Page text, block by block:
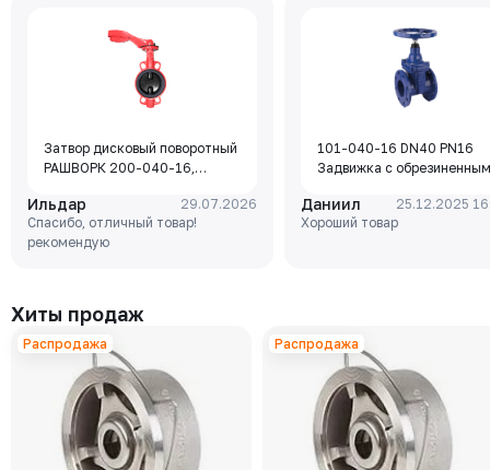
Затвор дисковый поворотный
РАШВОРК 200-040-16,
250 (GG25), диск - GJS-400-
15 (GGG40), уплотнение -
EPDM, М/Ф, рукоятка
Ильдар
29.07.2026
Спасибо, отличный товар!
рекомендую
101-040-16 DN40 PN16
Задвижка с обрезиненным
чугун, клин-EPDM,
Tmax=110°C Ф/Ф
Даниил
25.12.2025
Хороший товар
Хиты продаж
Распродажа Распродажа